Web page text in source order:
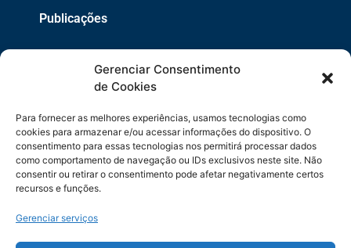
Gerenciar Consentimento
de Cookies
Para fornecer as melhores experiências, usamos tecnologias como
cookies para armazenar e/ou acessar informações do dispositivo. O
consentimento para essas tecnologias nos permitirá processar dados
como comportamento de navegação ou IDs exclusivos neste site. Não
consentir ou retirar o consentimento pode afetar negativamente certos
recursos e funções.
Gerenciar serviços
Publicações
EPR
Copyright 2021 © 2026 Grupo EPR - Todos Os Direitos
Código de Defesa do Consumidor
Política de Cookies